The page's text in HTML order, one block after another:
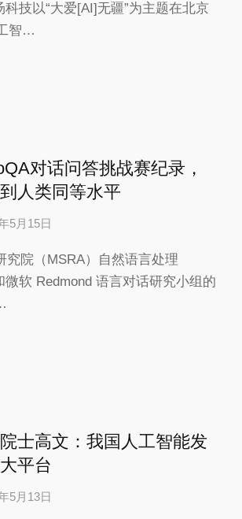
科技以“大爱[AI]无疆”为主题在北京
智…
对话问答挑战赛纪录，
人类同等水平
5月15日
究院（MSRA）自然语言处理
微软 Redmond 语言对话研究小组的
士高文：我国人工智能发
平台
5月13日